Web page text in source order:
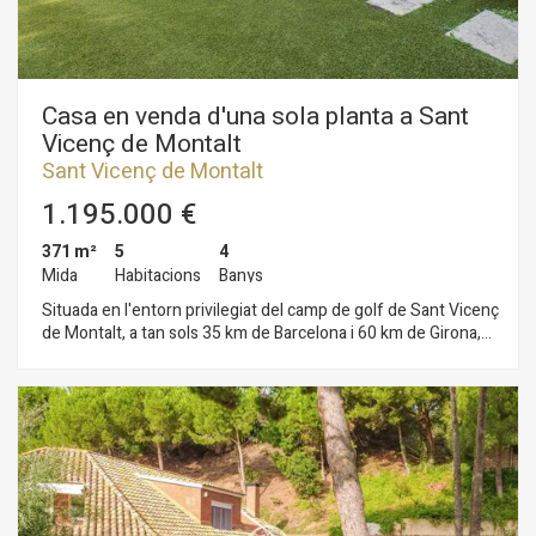
Casa en venda d'una sola planta a Sant
Vicenç de Montalt
Sant Vicenç de Montalt
1.195.000 €
371 m²
Mida
5
Habitacions
4
Banys
Situada en l'entorn privilegiat del camp de golf de Sant Vicenç
de Montalt, a tan sols 35 km de Barcelona i 60 km de Girona,
prop del Club Nàutic de Port Balís, convertint-la en una opció
ideal per als qui busquen exclusivitat i serenitat. L'habitatge
principal, dissenyada per a combinar comoditat i estil, es
distribueix en una sola planta i compta amb una planta inferior
multifuncional i un ampli garatge. L'accés a la propietat es
realitza a través d'un cuidat jardí que inclou una piscina salina.